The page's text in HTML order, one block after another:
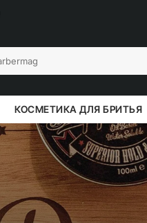
КОСМЕТИКА ДЛЯ БРИТЬЯ